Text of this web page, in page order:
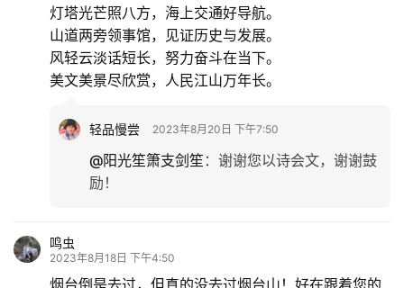
灯塔光芒照八方，海上交通好导航。
山道两旁领事馆，见证历史与发展。
风轻云淡话短长，努力奋斗在当下。
美文美景尽欣赏，人民江山万年长。
轻品慢尝 2023年8月20日 下午7:50
@阳光笙箫支剑笙 ： 谢谢您以诗会文，谢谢鼓
励！
鸣虫
2023年8月18日 下午4:50
烟台倒是去过，但真的没去过烟台山！好在跟着您的